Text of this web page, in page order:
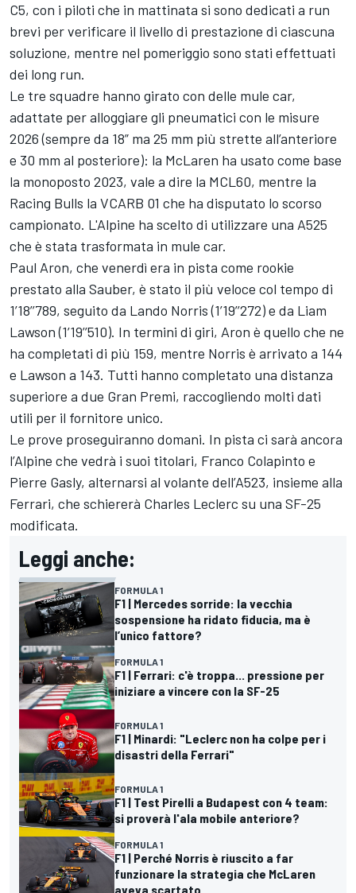
C5, con i piloti che in mattinata si sono dedicati a run
brevi per verificare il livello di prestazione di ciascuna
soluzione, mentre nel pomeriggio sono stati effettuati
dei long run.
Le tre squadre hanno girato con delle mule car,
adattate per alloggiare gli pneumatici con le misure
2026 (sempre da 18” ma 25 mm più strette all’anteriore
e 30 mm al posteriore): la McLaren ha usato come base
la monoposto 2023, vale a dire la MCL60, mentre la
Racing Bulls la VCARB 01 che ha disputato lo scorso
campionato. L'Alpine ha scelto di utilizzare una A525
che è stata trasformata in mule car.
Paul Aron, che venerdì era in pista come rookie
prestato alla Sauber, è stato il più veloce col tempo di
1’18’’789, seguito da Lando Norris (1’19’’272) e da Liam
Lawson (1’19’’510). In termini di giri, Aron è quello che ne
ha completati di più 159, mentre Norris è arrivato a 144
e Lawson a 143. Tutti hanno completato una distanza
superiore a due Gran Premi, raccogliendo molti dati
utili per il fornitore unico.
Le prove proseguiranno domani. In pista ci sarà ancora
l’Alpine che vedrà i suoi titolari, Franco Colapinto e
Pierre Gasly, alternarsi al volante dell’A523, insieme alla
Ferrari, che schiererà Charles Leclerc su una SF-25
modificata.
Leggi anche:
FORMULA 1
F1 | Mercedes sorride: la vecchia
sospensione ha ridato fiducia, ma è
l’unico fattore?
FORMULA 1
F1 | Ferrari: c'è troppa... pressione per
iniziare a vincere con la SF-25
FORMULA 1
F1 | Minardi: "Leclerc non ha colpe per i
disastri della Ferrari"
FORMULA 1
F1 | Test Pirelli a Budapest con 4 team:
si proverà l'ala mobile anteriore?
FORMULA 1
F1 | Perché Norris è riuscito a far
funzionare la strategia che McLaren
aveva scartato